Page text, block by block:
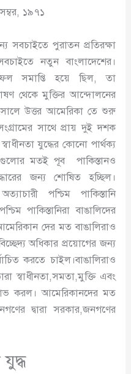
১৯৭১
সবচাইতে পুরাতন প্রতিরক্ষা
নতুন বাংলাদেশের।
সমাপ্তি হয়ে ছিল, তা
থেকে মুক্তির আন্দোলনের
উত্তর আমেরিকা তে শুরু
সাথে প্রায় দুই দশক
যুদ্ধের কোনো পার্থক্য
মতই পূব পাকিস্তানও
জন্য শোষিত হচ্ছিল।
পশ্চিম পাকিস্তানি
পাকিস্তানিরা বাঙালিদের
দের মত বাঙালিরাও
অধিকার প্রয়োগের জন্য
করতে চাইল।বাঙালিরাও
স্বাধীনতা,সমতা,মুক্তি এবং
করল। আমেরিকানদের মত
দ্বারা সরকার,জনগণের